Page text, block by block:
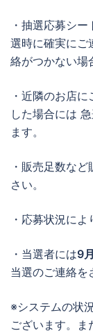
・抽選応募シ
選時に確実にご
絡がつかない場
・近隣のお店
した場合には
ます。
・販売足数な
さい。
・応募状況に
・当選者には9
当選のご連絡を
※システムの状
ございます。ま